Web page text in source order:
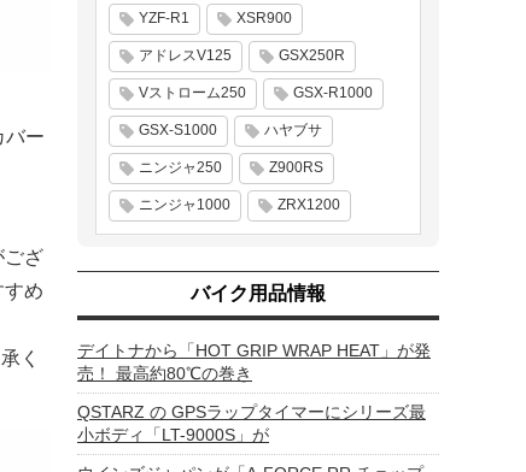
バー
ござ
め
く
YZF-R1 XSR900
アドレスV125 GSX250R
Vストローム250 GSX-R1000
GSX-S1000 ハヤブサ
ニンジャ250 Z900RS
ニンジャ1000 ZRX1200
バイク用品情報
デイトナから「HOT GRIP WRAP HEAT」が発
売！ 最高約80℃の巻き
QSTARZ の GPSラップタイマーにシリーズ最
小ボディ「LT-9000S」が